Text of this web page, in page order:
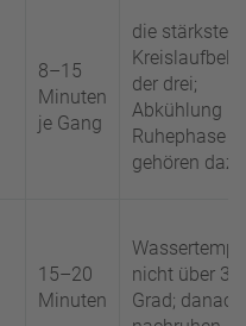
8–15
Minuten
je Gang
die stärkste
der drei;
Abkühlung
Ruhephase
gehören dazu
15–20
Minuten
nicht über 38
Grad; danach